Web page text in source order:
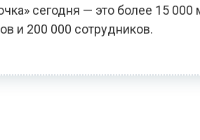
сегодня — это более 15 000
и 200 000 сотрудников.